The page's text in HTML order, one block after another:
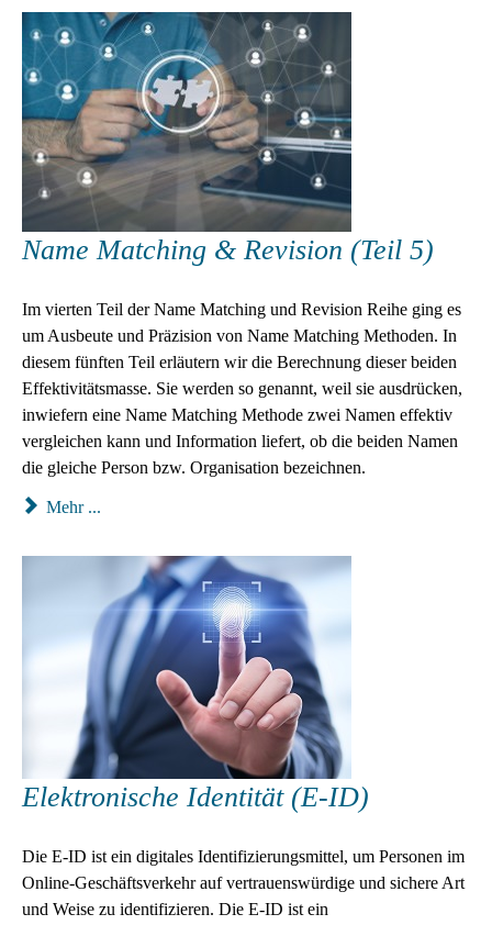
Name Matching & Revision (Teil 5)
Im vierten Teil der Name Matching und Revision Reihe ging es
um Ausbeute und Präzision von Name Matching Methoden. In
diesem fünften Teil erläutern wir die Berechnung dieser beiden
Effektivitätsmasse. Sie werden so genannt, weil sie ausdrücken,
inwiefern eine Name Matching Methode zwei Namen effektiv
vergleichen kann und Information liefert, ob die beiden Namen
die gleiche Person bzw. Organisation bezeichnen.
Mehr ...
Elektronische Identität (E-ID)
Die E-ID ist ein digitales Identifizierungsmittel, um Personen im
Online-Geschäftsverkehr auf vertrauenswürdige und sichere Art
und Weise zu identifizieren. Die E-ID ist ein